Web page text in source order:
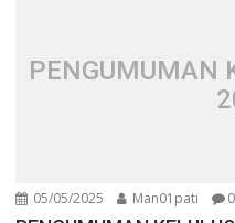
PENGUMUMAN
05/05/2025 Man01pati 0